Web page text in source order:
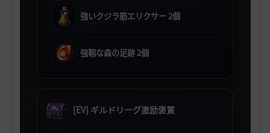
強いクジラ筋エリクサー 2個
強靱な森の足跡 2個
[EV] ギルドリーグ激励褒賞